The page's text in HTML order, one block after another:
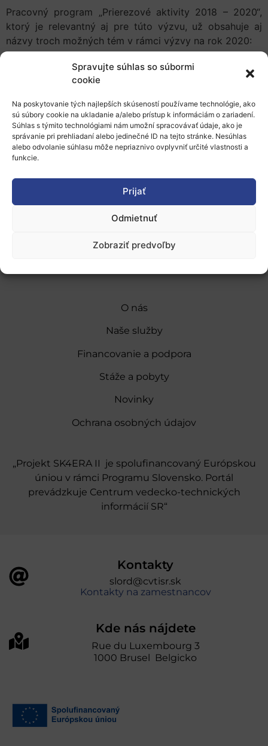
Spravujte súhlas so súbormi
cookie
Na poskytovanie tých najlepších skúseností používame technológie, ako
sú súbory cookie na ukladanie a/alebo prístup k informáciám o zariadení.
Súhlas s týmito technológiami nám umožní spracovávať údaje, ako je
správanie pri prehliadaní alebo jedinečné ID na tejto stránke. Nesúhlas
alebo odvolanie súhlasu môže nepriaznivo ovplyvniť určité vlastnosti a
funkcie.
Prijať
Odmietnuť
Zobraziť predvoľby
Pracovný program „Prierezové aktivity 2018 – 2020“,
ktorý je relevantný aj pre túto výzvu, už obsahuje aj
názvy troch možných tém v rámci výzvy na rok 2020:
Next-generation batteries for stationary energy
energy storage
Next generation and realisation of battery packs
for battery electric vehicles (BEV) and hybrid
electric vehicles (HEV)
Viac informacií:
Funding & Tenders portal
Pracovný program „Prierezové aktivity 2018-2020“
Európska batériová aliancia
O nás
Naše služby
Financovanie a podpora
Stáže a pobyty
Novinky
Ochrana osobných údajov
„Projekt SK4ERA II je spolufinancovaný Európskou
úniou v rámci Programu Slovensko. Portál
prevádzkuje Centrum vedecko-technických
informácií SR“
Kontakty
slord@cvtisr.sk
Kontakty na zamestnancov
Kde nás nájdete
Rue du Luxembourg 3
1000 Brusel Belgicko